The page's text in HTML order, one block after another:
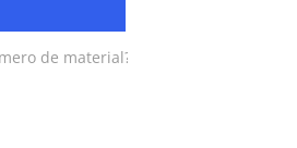
de material?